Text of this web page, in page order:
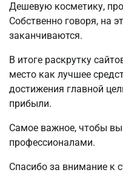
Дешевую косметику,
Собственно говоря, на
заканчиваются.
В итоге раскрутку
место как лучшее
достижения главной
прибыли.
Самое важное, чтобы
профессионалами.
Спасибо за внимание к